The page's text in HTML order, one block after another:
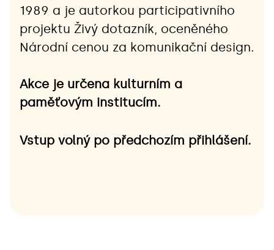
1989 a je autorkou participativního
projektu Živý dotazník, oceněného
Národní cenou za komunikační design.
Akce je určena kulturním a
paměťovým institucím.
Vstup volný po předchozím přihlášení.